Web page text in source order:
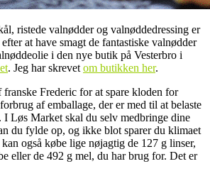
ristede valnødder og valnøddedressing er
at have smagt de fantastiske valnødder
i den nye butik på Vesterbro i
. Jeg har skrevet om butikken her.
Frederic for at spare kloden for
af emballage, der er med til at belaste
I Løs Market skal du selv medbringe dine
du fylde op, og ikke blot sparer du klimaet
også købe lige nøjagtig de 127 g linser,
eller de 492 g mel, du har brug for. Det er